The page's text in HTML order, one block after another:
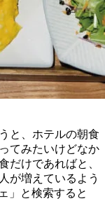
と、ホテルの朝食
てみたいけどなか
だけであればと、
が増えているよう
」と検索すると